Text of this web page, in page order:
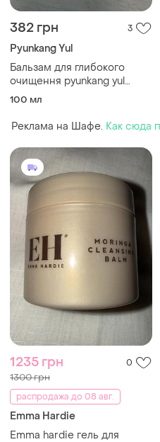
382 грн 3
Pyunkang Yul
Бальзам для глибокого
очищення pyunkang yul
deep clear cleansing balm,
100 мл
Реклама на Шафе. Как сюда
1235 грн 0
1300 грн
распродажа до 08 авг.
Emma Hardie
Emma hardie гель для